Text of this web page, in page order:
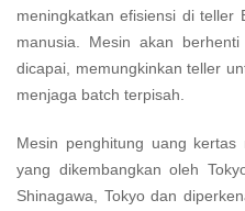
meningkatkan efisiensi di teller
manusia. Mesin akan
dicapai, memungkinkan teller
menjaga batch terpisah.
Mesin penghitung uang kertas
yang dikembangkan oleh
Shinagawa, Tokyo dan